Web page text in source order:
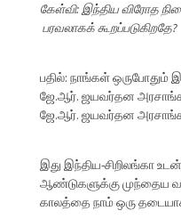
கேள்வி: இந்திய விரோத
பரவலாகக் கூறப்படுகிறதே?
பதில்: நாங்கள் ஒருபோதும்
ஜே.ஆர். ஜயவர்தன
ஜே.ஆர். ஜயவர்தன
இது இந்திய-சிறிலங்கா
ஆண்டுகளுக்கு முந்தைய
காலத்தை நாம் ஒரு